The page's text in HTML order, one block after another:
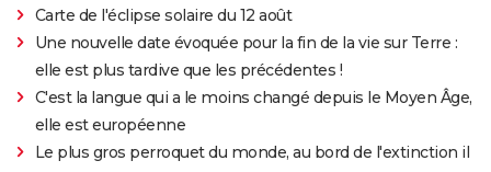
Carte de l'éclipse solaire du 12 août
Une nouvelle date évoquée pour la fin de la vie sur Terre :
elle est plus tardive que les précédentes !
C'est la langue qui a le moins changé depuis le Moyen Âge,
elle est européenne
Le plus gros perroquet du monde, au bord de l'extinction il